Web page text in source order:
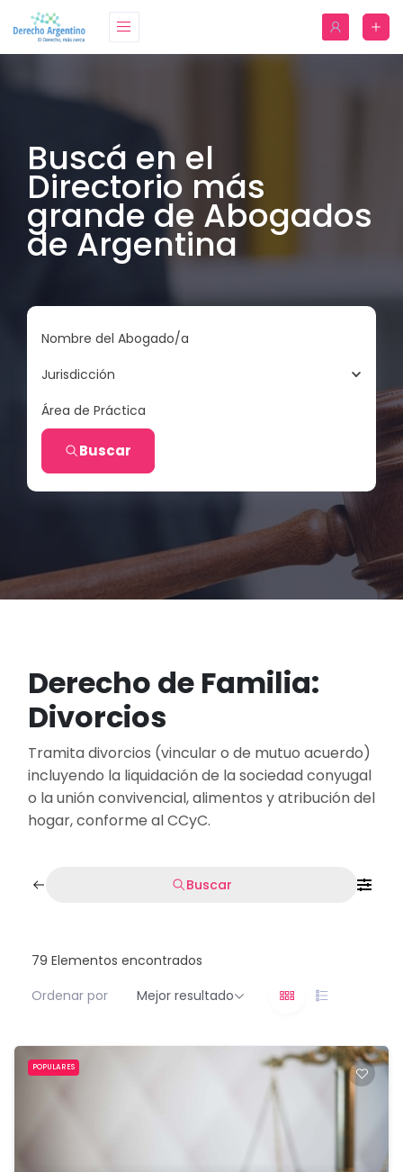
Buscá en el
Directorio más
grande de Abogados
de Argentina
Nombre del Abogado/a
Jurisdicción
Área de Práctica
Buscar
Derecho de Familia:
Divorcios
Tramita divorcios (vincular o de mutuo acuerdo)
incluyendo la liquidación de la sociedad conyugal
o la unión convivencial, alimentos y atribución del
hogar, conforme al CCyC.
Buscar
79 Elementos encontrados
Ordenar por
Mejor resultado
POPULARES